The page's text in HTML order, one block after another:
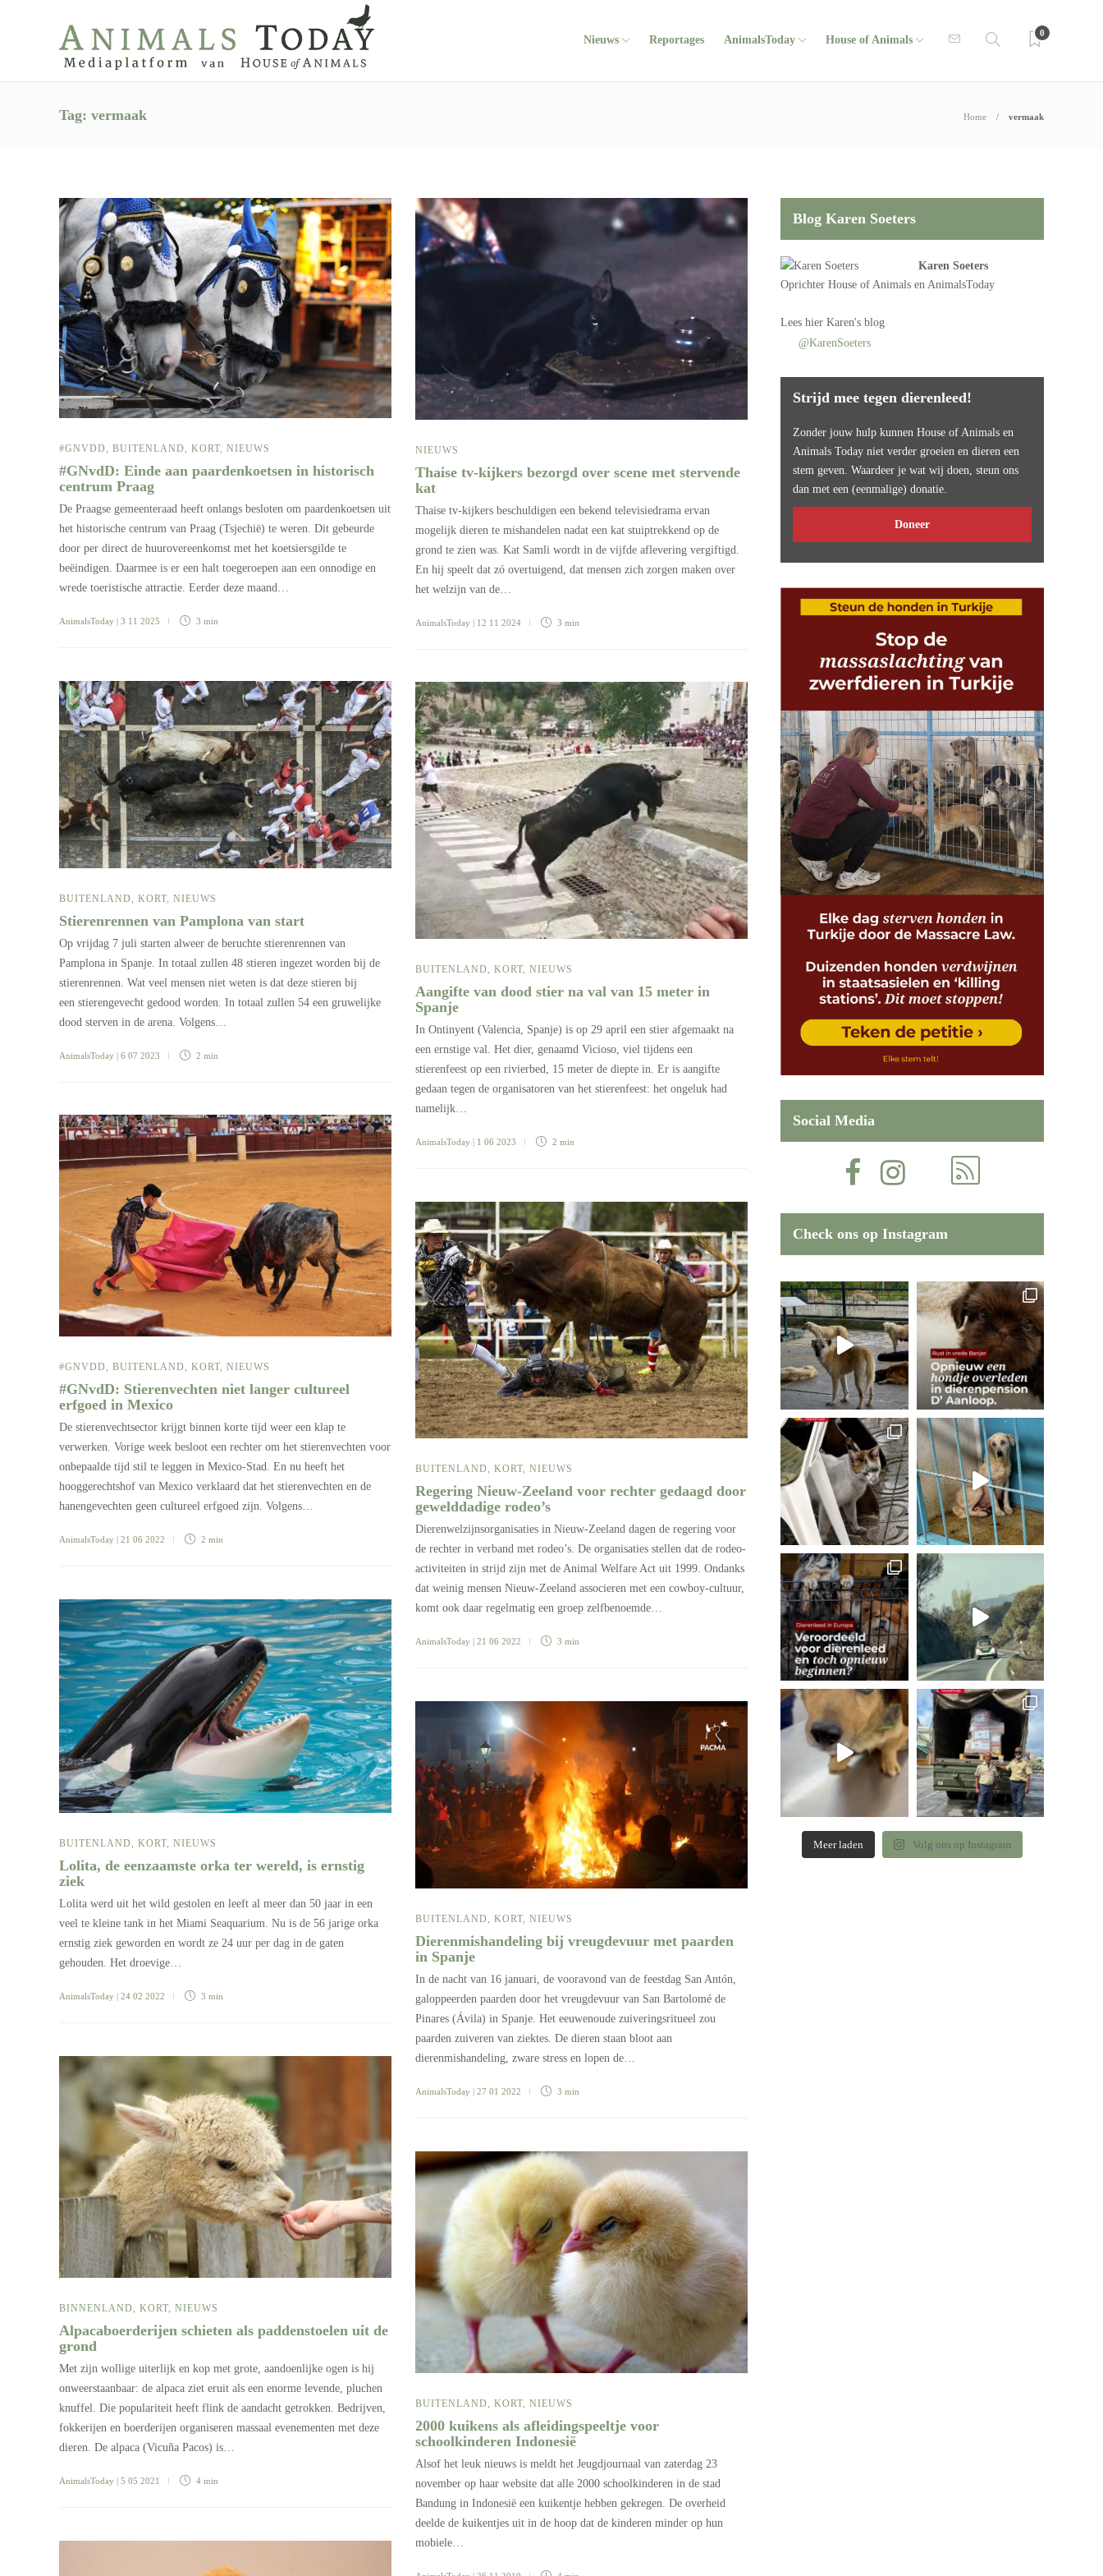
Nieuws Reportages AnimalsToday House of Animals
0
Tag: vermaak Home vermaak
#GNVDD, BUITENLAND, KORT, NIEUWS
#GNvdD: Einde aan paardenkoetsen in historisch
centrum Praag
De Praagse gemeenteraad heeft onlangs besloten om paardenkoetsen uit
het historische centrum van Praag (Tsjechië) te weren. Dit gebeurde
door per direct de huurovereenkomst met het koetsiersgilde te
beëindigen. Daarmee is er een halt toegeroepen aan een onnodige en
wrede toeristische attractie. Eerder deze maand…
AnimalsToday | 3 11 2025 3 min
NIEUWS
Thaise tv-kijkers bezorgd over scene met stervende
kat
Thaise tv-kijkers beschuldigen een bekend televisiedrama ervan
mogelijk dieren te mishandelen nadat een kat stuiptrekkend op de
grond te zien was. Kat Samli wordt in de vijfde aflevering vergiftigd.
En hij speelt dat zó overtuigend, dat mensen zich zorgen maken over
het welzijn van de…
AnimalsToday | 12 11 2024 3 min
BUITENLAND KORT NIEUWS
Stierenrennen van Pamplona van start
Op vrijdag 7 juli starten alweer de beruchte stierenrennen van
Pamplona in Spanje. In totaal zullen 48 stieren ingezet worden bij de
stierenrennen. Wat veel mensen niet weten is dat deze stieren bij
een stierengevecht gedood worden. In totaal zullen 54 een gruwelijke
dood sterven in de arena. Volgens…
AnimalsToday | 6 07 2023 2 min
BUITENLAND KORT NIEUWS
Aangifte van dood stier na val van 15 meter in
Spanje
In Ontinyent (Valencia, Spanje) is op 29 april een stier afgemaakt na
een ernstige val. Het dier, genaamd Vicioso, viel tijdens een
stierenfeest op een rivierbed, 15 meter de diepte in. Er is aangifte
gedaan tegen de organisatoren van het stierenfeest: het ongeluk had
namelijk…
AnimalsToday | 1 06 2023 2 min
#GNVDD BUITENLAND KORT NIEUWS
#GNvdD: Stierenvechten niet langer cultureel
erfgoed in Mexico
De stierenvechtsector krijgt binnen korte tijd weer een klap te
verwerken. Vorige week besloot een rechter om het stierenvechten voor
onbepaalde tijd stil te leggen in Mexico-Stad. En nu heeft het
hooggerechtshof van Mexico verklaard dat het stierenvechten en de
hanengevechten geen cultureel erfgoed zijn. Volgens…
AnimalsToday | 21 06 2022 2 min
BUITENLAND, KORT, NIEUWS
Regering Nieuw-Zeeland voor rechter gedaagd door
gewelddadige rodeo’s
Dierenwelzijnsorganisaties in Nieuw-Zeeland dagen de regering voor
de rechter in verband met rodeo’s. De organisaties stellen dat de rodeo-
activiteiten in strijd zijn met de Animal Welfare Act uit 1999. Ondanks
dat weinig mensen Nieuw-Zeeland associeren met een cowboy-cultuur,
komt ook daar regelmatig een groep zelfbenoemde…
AnimalsToday | 21 06 2022 3 min
BUITENLAND, KORT, NIEUWS
Lolita, de eenzaamste orka ter wereld, is ernstig
ziek
Lolita werd uit het wild gestolen en leeft al meer dan 50 jaar in een
veel te kleine tank in het Miami Seaquarium. Nu is de 56 jarige orka
ernstig ziek geworden en wordt ze 24 uur per dag in de gaten
gehouden. Het droevige…
AnimalsToday | 24 02 2022 3 min
BUITENLAND KORT NIEUWS
Dierenmishandeling bij vreugdevuur met paarden
in Spanje
In de nacht van 16 januari, de vooravond van de feestdag San Antón,
galoppeerden paarden door het vreugdevuur van San Bartolomé de
Pinares (Ávila) in Spanje. Het eeuwenoude zuiveringsritueel zou
paarden zuiveren van ziektes. De dieren staan bloot aan
dierenmishandeling, zware stress en lopen de…
AnimalsToday | 27 01 2022 3 min
BINNENLAND KORT NIEUWS
Alpacaboerderijen schieten als paddenstoelen uit de
grond
Met zijn wollige uiterlijk en kop met grote, aandoenlijke ogen is hij
onweerstaanbaar: de alpaca ziet eruit als een enorme levende, pluchen
knuffel. Die populariteit heeft flink de aandacht getrokken. Bedrijven,
fokkerijen en boerderijen organiseren massaal evenementen met deze
dieren. De alpaca (Vicuña Pacos) is…
AnimalsToday | 5 05 2021 4 min
BUITENLAND KORT NIEUWS
2000 kuikens als afleidingspeeltje voor
schoolkinderen Indonesië
Alsof het leuk nieuws is meldt het Jeugdjournaal van zaterdag 23
november op haar website dat alle 2000 schoolkinderen in de stad
Bandung in Indonesië een kuikentje hebben gekregen. De overheid
deelde de kuikentjes uit in de hoop dat de kinderen minder op hun
mobiele…
Blog Karen Soeters
Karen Soeters
OprichterHouse of Animals en AnimalsToday
Leeshier Karen's blog
@KarenSoeters
Strijd mee tegen dierenleed!
Zonder jouw hulp kunnen House of Animals en
Animals Today niet verder groeien en dieren een
stem geven. Waardeer je wat wij doen, steun ons
dan met een (eenmalige) donatie.
Doneer
Social Media
Check ons op Instagram
Meer laden Volg ons op Instagram